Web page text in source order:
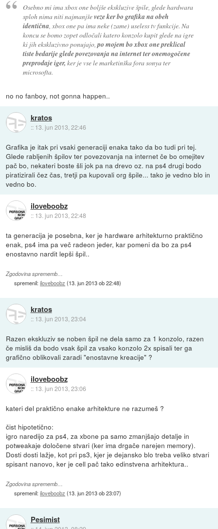
Osebno mi ima xbox one boljše ekskluzive špile, glede hardwara
sploh nima niti najmanjševeze ker bo grafika na obeh
identična , xbox one pa ima neke (zame) useless tv funkcije. Na
koncu se bomo zopet odločali katero konzolo kupit glede na igre
ki jih ekskluzivno ponujajo, po mojem bo xbox one preklical
tiste bedarije glede povezovanja na internet ter onemogočene
preprodaje iger, ker je vse le marketinška fora sonya ter
microsofta.
no no fanboy, not gonna happen..
kratos
:: 13. jun 2013, 22:46
Grafika je itak pri vsaki generaciji enaka tako da bo tudi pri tej.
Glede rabljenih špilov ter povezovanja na internet če bo omejitev
pač bo, nekateri boste šli jok pa na drevo oz. na ps4 drugi bodo
piratizirali čez čas, tretji pa kupovali org špile... tako je vedno blo in
vedno bo.
iloveboobz
:: 13. jun 2013, 22:48
ta generacija je posebna, ker je hardware arhitekturno praktično
enak, ps4 ima pa več radeon jeder, kar pomeni da bo za ps4
enostavno nardit lepši špil..
Zgodovina sprememb…
spremenil:iloveboobz (13. jun 2013 ob 22:48)
kratos
:: 13. jun 2013, 23:04
Razen ekskluziv se noben špil ne dela samo za 1 konzolo, razen
če misliš da bodo vsak špil za vsako konzolo 2x spisali ter ga
grafično oblikovali zaradi "enostavne kreacije" ?
iloveboobz
:: 13. jun 2013, 23:06
kateri del praktično enake arhitekture ne razumeš ?
čist hipotetično:
igro naredijo za ps4, za xbone pa samo zmanjšajo detalje in
potweakaje določene stvari (ker ima drgače narejen memory).
Dosti dosti lažje, kot pri ps3, kjer je dejansko blo treba veliko stvari
spisant nanovo, ker je cell pač tako edinstvena arhitektura..
Zgodovina sprememb…
spremenil:iloveboobz (13. jun 2013 ob 23:07)
Pesimist